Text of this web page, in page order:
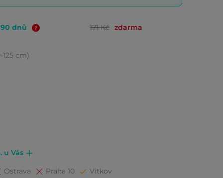
dnů 171 Kč zdarma
125 cm)
u Vás
Ostrava Praha 10 Vítkov